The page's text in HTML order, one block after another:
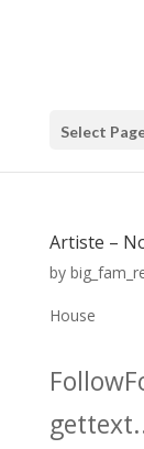
Select
Artiste –
by
House